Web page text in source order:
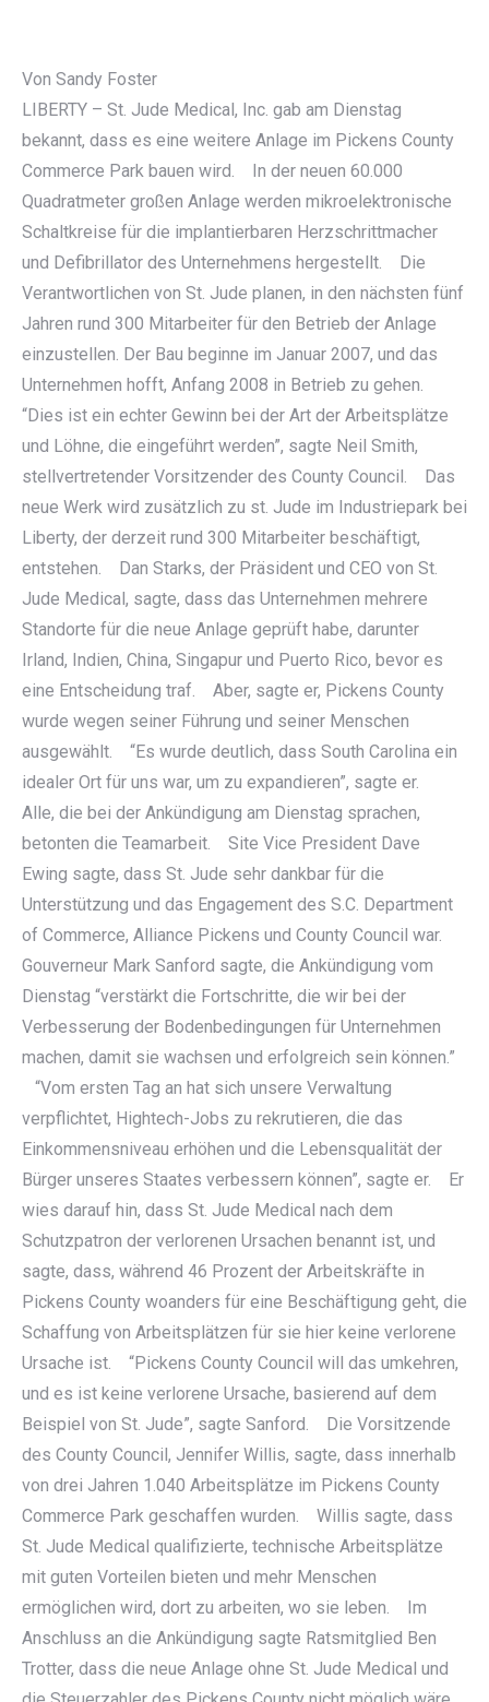
Von Sandy Foster
LIBERTY – St. Jude Medical, Inc. gab am Dienstag
bekannt, dass es eine weitere Anlage im Pickens County
Commerce Park bauen wird. In der neuen 60.000
Quadratmeter großen Anlage werden mikroelektronische
Schaltkreise für die implantierbaren Herzschrittmacher
und Defibrillator des Unternehmens hergestellt. Die
Verantwortlichen von St. Jude planen, in den nächsten fünf
Jahren rund 300 Mitarbeiter für den Betrieb der Anlage
einzustellen. Der Bau beginne im Januar 2007, und das
Unternehmen hofft, Anfang 2008 in Betrieb zu gehen.
“Dies ist ein echter Gewinn bei der Art der Arbeitsplätze
und Löhne, die eingeführt werden”, sagte Neil Smith,
stellvertretender Vorsitzender des County Council. Das
neue Werk wird zusätzlich zu st. Jude im Industriepark bei
Liberty, der derzeit rund 300 Mitarbeiter beschäftigt,
entstehen. Dan Starks, der Präsident und CEO von St.
Jude Medical, sagte, dass das Unternehmen mehrere
Standorte für die neue Anlage geprüft habe, darunter
Irland, Indien, China, Singapur und Puerto Rico, bevor es
eine Entscheidung traf. Aber, sagte er, Pickens County
wurde wegen seiner Führung und seiner Menschen
ausgewählt. “Es wurde deutlich, dass South Carolina ein
idealer Ort für uns war, um zu expandieren”, sagte er.
Alle, die bei der Ankündigung am Dienstag sprachen,
betonten die Teamarbeit. Site Vice President Dave
Ewing sagte, dass St. Jude sehr dankbar für die
Unterstützung und das Engagement des S.C. Department
of Commerce, Alliance Pickens und County Council war.
Gouverneur Mark Sanford sagte, die Ankündigung vom
Dienstag “verstärkt die Fortschritte, die wir bei der
Verbesserung der Bodenbedingungen für Unternehmen
machen, damit sie wachsen und erfolgreich sein können.”
“Vom ersten Tag an hat sich unsere Verwaltung
verpflichtet, Hightech-Jobs zu rekrutieren, die das
Einkommensniveau erhöhen und die Lebensqualität der
Bürger unseres Staates verbessern können”, sagte er. Er
wies darauf hin, dass St. Jude Medical nach dem
Schutzpatron der verlorenen Ursachen benannt ist, und
sagte, dass, während 46 Prozent der Arbeitskräfte in
Pickens County woanders für eine Beschäftigung geht, die
Schaffung von Arbeitsplätzen für sie hier keine verlorene
Ursache ist. “Pickens County Council will das umkehren,
und es ist keine verlorene Ursache, basierend auf dem
Beispiel von St. Jude”, sagte Sanford. Die Vorsitzende
des County Council, Jennifer Willis, sagte, dass innerhalb
von drei Jahren 1.040 Arbeitsplätze im Pickens County
Commerce Park geschaffen wurden. Willis sagte, dass
St. Jude Medical qualifizierte, technische Arbeitsplätze
mit guten Vorteilen bieten und mehr Menschen
ermöglichen wird, dort zu arbeiten, wo sie leben. Im
Anschluss an die Ankündigung sagte Ratsmitglied Ben
Trotter, dass die neue Anlage ohne St. Jude Medical und